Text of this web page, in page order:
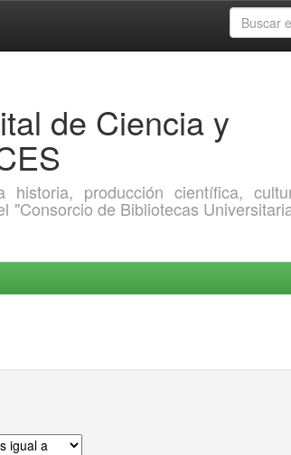
de Ciencia y
producción científica,
"Consorcio de Bibliotecas